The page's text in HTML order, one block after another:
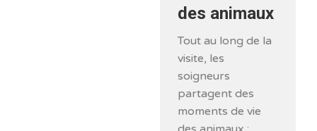
des animaux
Tout au long de la
visite, les
soigneurs
partagent des
moments de vie